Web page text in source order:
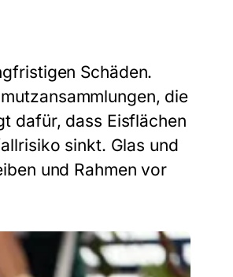
Schäden.
die
dafür, dass Eisflächen
sinkt. Glas und
und Rahmen vor